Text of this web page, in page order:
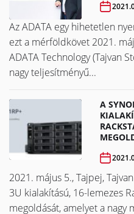
Az ADATA egy hihetetlen
ezt a mérföldkövet ​​​​​​​2021.
ADATA Technology (Tajvan
nagy teljesítményű...
A
2021. május 5., Tajpej,
3U kialakítású, 16-lemezes
megoldását, amelyet a